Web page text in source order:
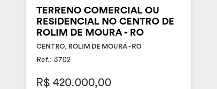
TERRENO COMERCIAL OU
RESIDENCIAL NO CENTRO DE
ROLIM DE MOURA - RO
CENTRO, ROLIM DE MOURA - RO
Ref.: 3702
R$ 420.000,00